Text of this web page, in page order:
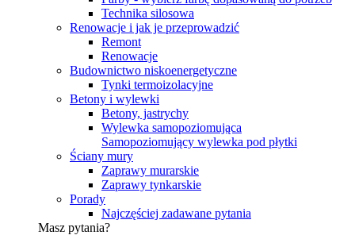
Technika silosowa
Renowacje i jak je przeprowadzić
Remont
Renowacje
Budownictwo niskoenergetyczne
Tynki termoizolacyjne
Betony i wylewki
Betony, jastrychy
Wylewka samopoziomująca
Samopoziomujący wylewka pod płytki
Ściany mury
Zaprawy murarskie
Zaprawy tynkarskie
Porady
Najczęściej zadawane pytania
Masz pytania?